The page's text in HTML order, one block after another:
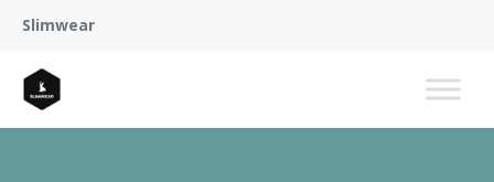
Slimwear